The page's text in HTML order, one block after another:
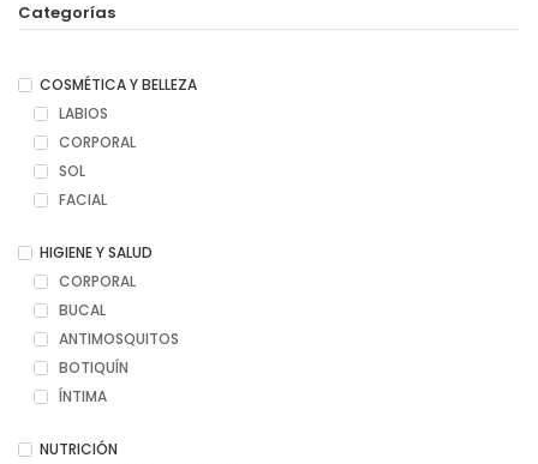
Categorías
COSMÉTICA Y BELLEZA
LABIOS
CORPORAL
SOL
FACIAL
HIGIENE Y SALUD
CORPORAL
BUCAL
ANTIMOSQUITOS
BOTIQUÍN
ÍNTIMA
NUTRICIÓN